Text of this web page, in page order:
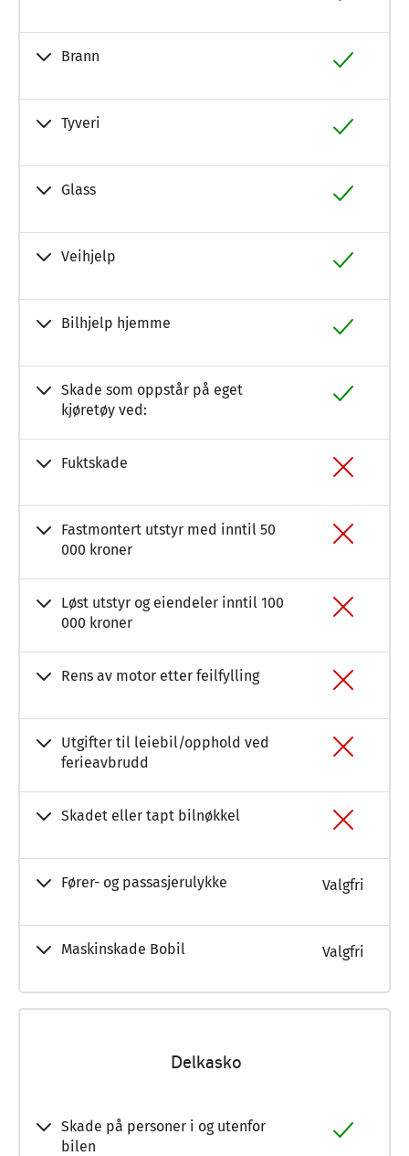
Brann
Tyveri
Glass
Veihjelp
Bilhjelp hjemme
Skade som oppstår på eget
kjøretøy ved:
Fuktskade
Fastmontert utstyr med inntil 50
000 kroner
Løst utstyr og eiendeler inntil 100
000 kroner
Rens av motor etter feilfylling
Utgifter til leiebil/opphold ved
ferieavbrudd
Skadet eller tapt bilnøkkel
Fører- og passasjerulykke Valgfri
Maskinskade Bobil Valgfri
Delkasko
Skade på personer i og utenfor
bilen